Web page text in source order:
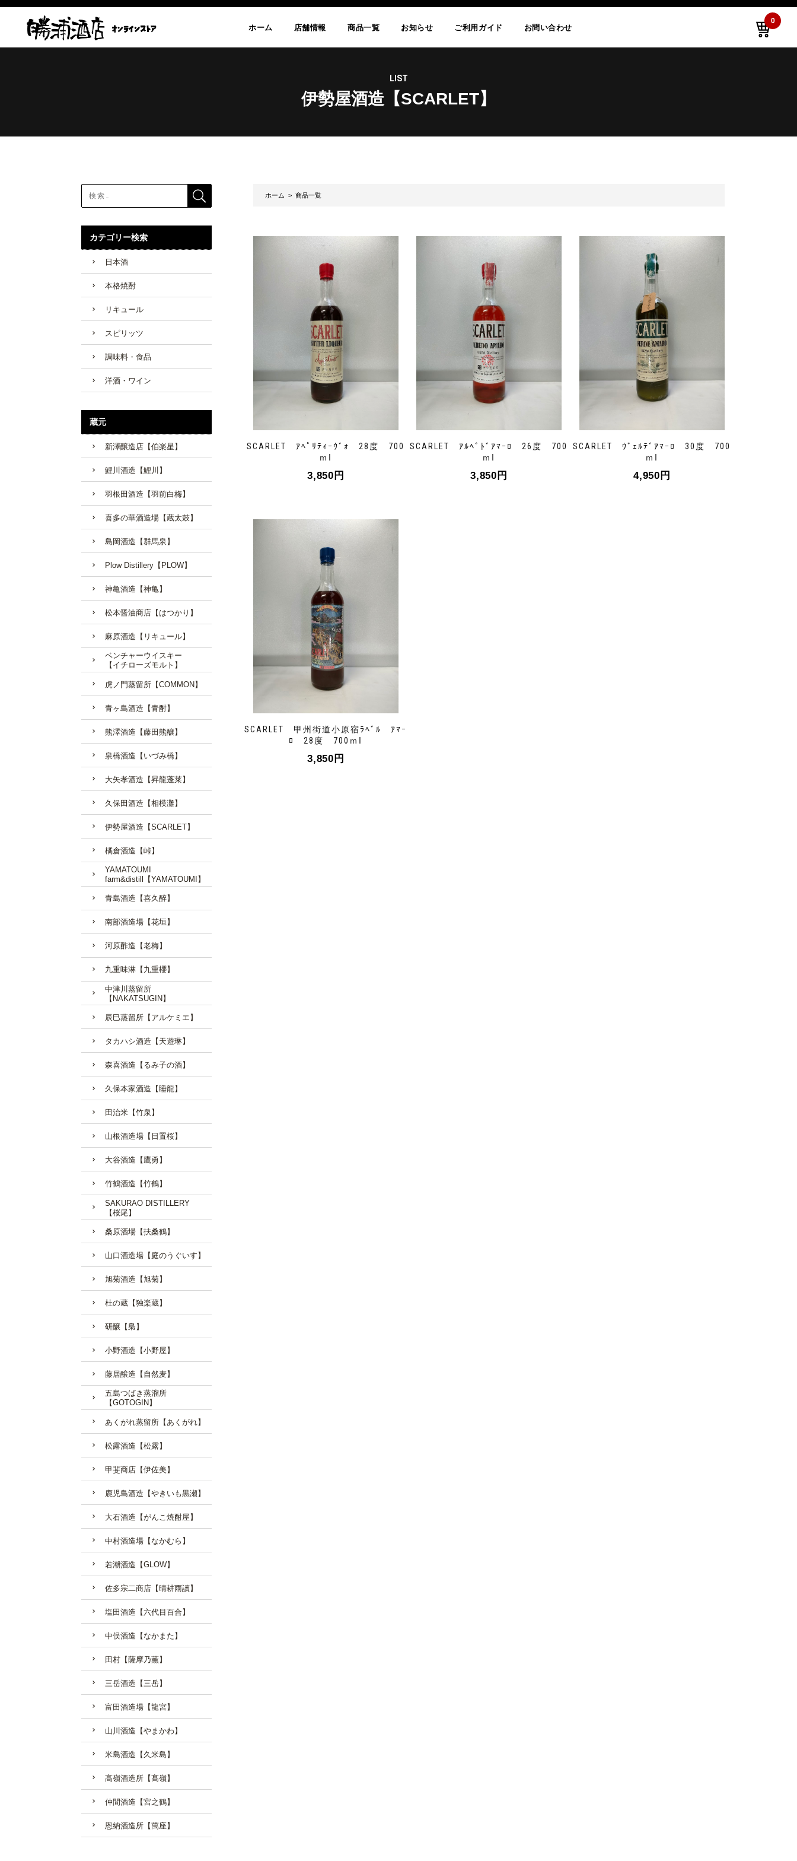
ホーム 店舗情報 商品一覧 お知らせ ご利用ガイド お問い合わせ
0
LIST
伊勢屋酒造【SCARLET】
ホーム > 商品一覧
SCARLET ｱﾍﾟﾘﾃｨｰｳﾞｫ 28度 700
ｍⅼ
3,850 円
SCARLET ｱﾙﾍﾞﾄﾞｱﾏｰﾛ 26度 700
ｍⅼ
3,850 円
SCARLET ｳﾞｪﾙﾃﾞｱﾏｰﾛ 30度 700
ｍⅼ
4,950 円
SCARLET 甲州街道小原宿ﾗﾍﾞﾙ ｱﾏｰ
ﾛ 28度 700ｍⅼ
3,850 円
カテゴリー検索
日本酒
本格焼酎
リキュール
スピリッツ
調味料・食品
洋酒・ワイン
蔵元
新澤醸造店【伯楽星】
鯉川酒造【鯉川】
羽根田酒造【羽前白梅】
喜多の華酒造場【蔵太鼓】
島岡酒造【群馬泉】
Plow Distillery【PLOW】
神亀酒造【神亀】
松本醤油商店【はつかり】
麻原酒造【リキュール】
ベンチャーウイスキー
【イチローズモルト】
虎ノ門蒸留所【COMMON】
青ヶ島酒造【青酎】
熊澤酒造【藤田熊釀】
泉橋酒造【いづみ橋】
大矢孝酒造【昇龍蓬莱】
久保田酒造【相模灘】
伊勢屋酒造【SCARLET】
橘倉酒造【峠】
YAMATOUMI
farm&distill【YAMATOUMI】
青島酒造【喜久醉】
南部酒造場【花垣】
河原酢造【老梅】
九重味淋【九重櫻】
中津川蒸留所
【NAKATSUGIN】
辰巳蒸留所【アルケミエ】
タカハシ酒造【天遊琳】
森喜酒造【るみ子の酒】
久保本家酒造【睡龍】
田治米【竹泉】
山根酒造場【日置桜】
大谷酒造【鷹勇】
竹鶴酒造【竹鶴】
SAKURAO DISTILLERY
【桜尾】
桑原酒場【扶桑鶴】
山口酒造場【庭のうぐいす】
旭菊酒造【旭菊】
杜の蔵【独楽蔵】
研醸【梟】
小野酒造【小野屋】
藤居醸造【自然麦】
五島つばき蒸溜所
【GOTOGIN】
あくがれ蒸留所【あくがれ】
松露酒造【松露】
甲斐商店【伊佐美】
鹿児島酒造【やきいも黒瀬】
大石酒造【がんこ焼酎屋】
中村酒造場【なかむら】
若潮酒造【GLOW】
佐多宗二商店【晴耕雨讀】
塩田酒造【六代目百合】
中俣酒造【なかまた】
田村【薩摩乃薫】
三岳酒造【三岳】
富田酒造場【龍宮】
山川酒造【やまかわ】
米島酒造【久米島】
髙嶺酒造所【髙嶺】
仲間酒造【宮之鶴】
恩納酒造所【萬座】